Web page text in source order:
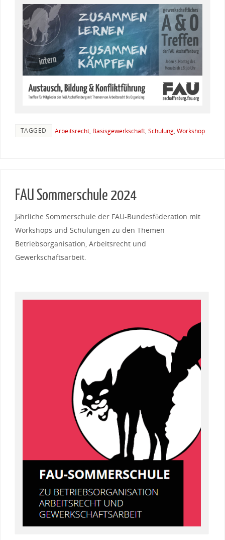
TAGGED Arbeitsrecht, Basisgewerkschaft, Schulung, Workshop
FAU Sommerschule 2024
Jährliche Sommerschule der FAU-Bundesföderation mit
Workshops und Schulungen zu den Themen
Betriebsorganisation, Arbeitsrecht und
Gewerkschaftsarbeit.